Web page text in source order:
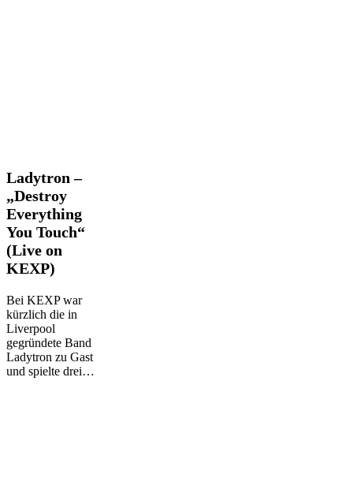
Ladytron
„Destroy
Everything
You
Touch“
(Live
on
Ladytron –
„Destroy
Everything
You Touch“
(Live on
KEXP)
Bei KEXP war
kürzlich die in
Liverpool
gegründete Band
Ladytron zu Gast
und spielte drei…